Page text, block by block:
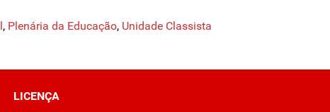
, Plenária da Educação, Unidade Classista
LICENÇA